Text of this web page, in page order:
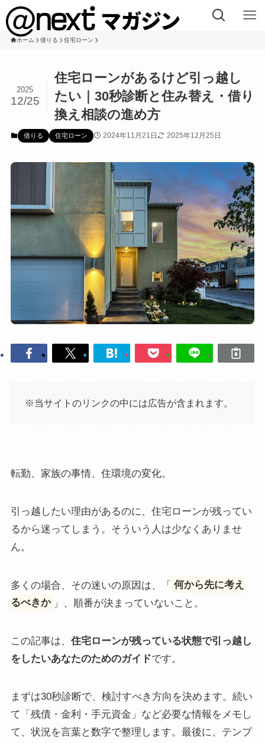
ホーム 借りる 住宅ローン
住宅ローンがあるけど引っ越し
たい｜30秒診断と住み替え・借り
換え相談の進め方
2025
12/25
借りる 住宅ローン 2024年11月21日 2025年12月25日
※当サイトのリンクの中には広告が含まれます。
転勤、家族の事情、住環境の変化。
引っ越したい理由があるのに、住宅ローンが残ってい
るから迷ってしまう。そういう人は少なくありませ
ん。
多くの場合、その迷いの原因は、「 何から先に考え
るべきか 」、順番が決まっていないこと。
この記事は、 住宅ローンが残っている状態で引っ越し
をしたいあなたのためのガイドです。
まずは30秒診断で、検討すべき方向を決めます。続い
て「残債・金利・手元資金」など必要な情報をメモし
て、状況を言葉と数字で整理します。最後に、テンプ